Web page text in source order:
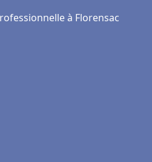
à Florensac